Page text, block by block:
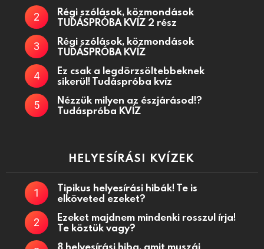
Régi szólások, közmondások
TUDÁSPRÓBA KVÍZ 2 rész
Régi szólások, közmondások
TUDÁSPRÓBA KVÍZ
Ez csak a legdörzsöltebbeknek
sikerül! Tudáspróba kvíz
Nézzük milyen az észjárásod!?
Tudáspróba KVÍZ
HELYESÍRÁSI KVÍZEK
Tipikus helyesírási hibák! Te is
elköveted ezeket?
Ezeket majdnem mindenki rosszul írja!
Te köztük vagy?
8 helyesírási hiba, amit muszáj